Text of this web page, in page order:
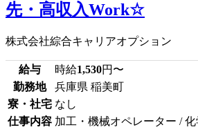
先・高収入Work☆
株式会社綜合キャリアオプション
給与 時給1,530円〜
勤務地
兵庫県 稲美町
寮・社宅 なし
仕事内容 加工・機械オペレーター /